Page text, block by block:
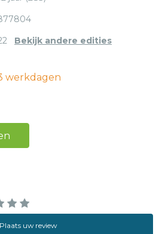
Bekijk andere edities
werkdagen
Plaats uw review